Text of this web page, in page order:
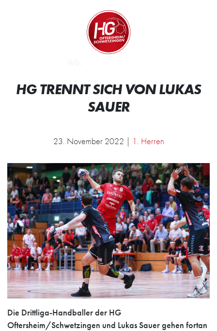
Zur Startseite
HG TRENNT SICH VON LUKAS
SAUER
23. November 2022 | 1. Herren
Die Drittliga-Handballer der HG
Oftersheim/Schwetzingen und Lukas Sauer gehen fortan